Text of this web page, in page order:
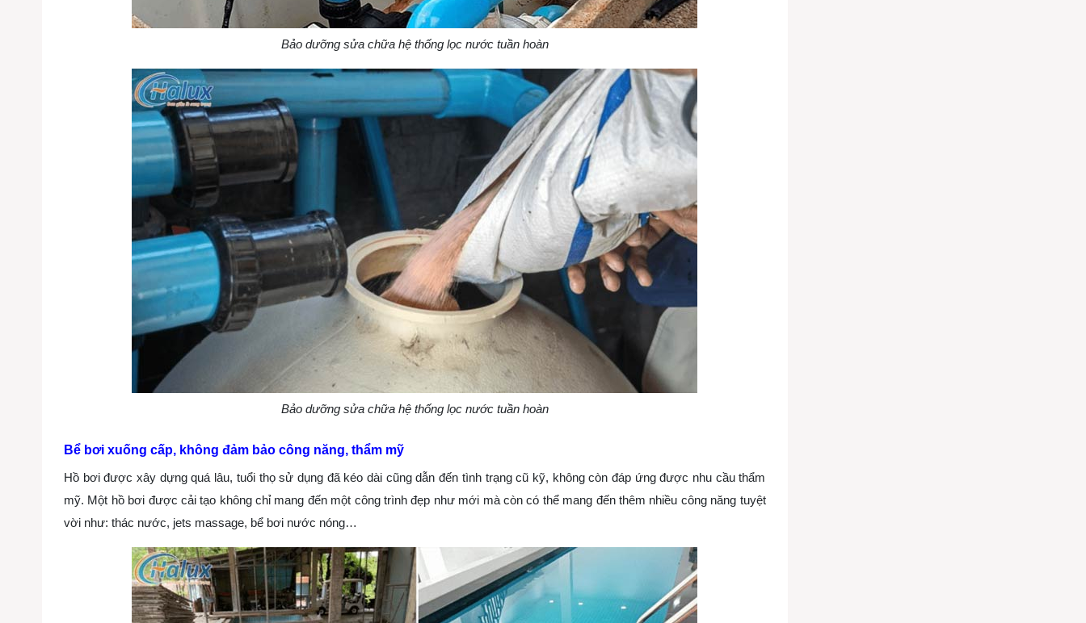
Bảo dưỡng sửa chữa hệ thống lọc nước tuần hoàn
Bảo dưỡng sửa chữa hệ thống lọc nước tuần hoàn
Bể bơi xuống cấp, không đảm bảo công năng, thẩm mỹ
Hồ bơi được xây dựng quá lâu, tuổi thọ sử dụng đã kéo dài cũng dẫn đến tình trạng cũ kỹ, không còn đáp ứng được nhu cầu thẩm
mỹ. Một hồ bơi được cải tạo không chỉ mang đến một công trình đẹp như mới mà còn có thể mang đến thêm nhiều công năng tuyệt
vời như: thác nước, jets massage, bể bơi nước nóng…